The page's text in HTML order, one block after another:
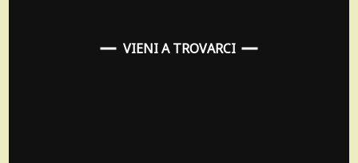
VIENI A TROVARCI